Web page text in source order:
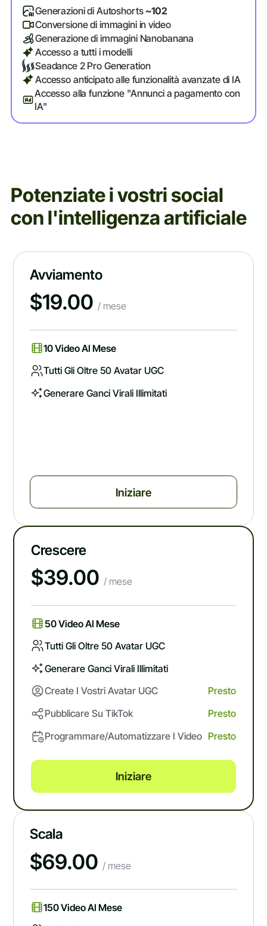
Generazioni di Autoshorts ~102
Conversione di immagini in video
Generazione di immagini Nanobanana
Accesso a tutti i modelli
Seadance 2 Pro Generation
Accesso anticipato alle funzionalità avanzate di IA
Accesso alla funzione "Annunci a pagamento con
IA"
Potenziate i vostri social
con l'intelligenza artificiale
Avviamento
$19.00 / mese
10 Video Al Mese
Tutti Gli Oltre 50 Avatar UGC
Generare Ganci Virali Illimitati
Iniziare
Crescere
$39.00 / mese
50 Video Al Mese
Tutti Gli Oltre 50 Avatar UGC
Generare Ganci Virali Illimitati
Create I Vostri Avatar UGC
Presto
Pubblicare Su TikTok
Presto
Programmare/automatizzare I Video Presto
Iniziare
Scala
$69.00 / mese
150 Video Al Mese